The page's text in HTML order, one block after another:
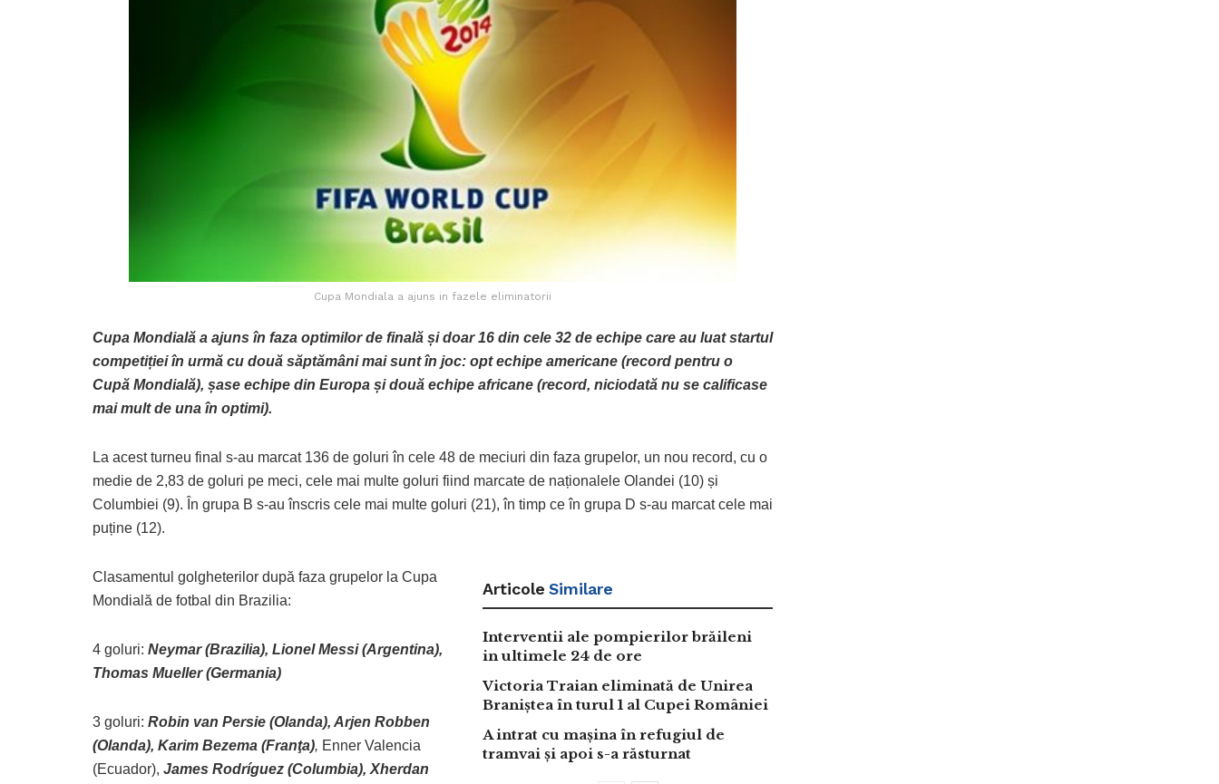
Cupa Mondiala a ajuns in fazele eliminatorii
Cupa Mondială a ajuns în faza optimilor de finală și doar 16 din cele 32 de echipe care au luat startul
competiției în urmă cu două săptămâni mai sunt în joc: opt echipe americane (record pentru o
Cupă Mondială), șase echipe din Europa și două echipe africane (record, niciodată nu se calificase
mai mult de una în optimi).
La acest turneu final s-au marcat 136 de goluri în cele 48 de meciuri din faza grupelor, un nou record, cu o
medie de 2,83 de goluri pe meci, cele mai multe goluri fiind marcate de naționalele Olandei (10) și
Columbiei (9). În grupa B s-au înscris cele mai multe goluri (21), în timp ce în grupa D s-au marcat cele mai
puține (12).
Articole Similare
Interventii ale pompierilor brăileni
in ultimele 24 de ore
Victoria Traian eliminată de Unirea
Braniștea în turul 1 al Cupei României
A intrat cu mașina în refugiul de
tramvai și apoi s-a răsturnat
Clasamentul golgheterilor după faza grupelor la Cupa
Mondială de fotbal din Brazilia:
4 goluri: Neymar (Brazilia), Lionel Messi (Argentina),
Thomas Mueller (Germania)
3 goluri: Robin van Persie (Olanda), Arjen Robben
(Olanda), Karim Bezema (Franţa), Enner Valencia
(Ecuador), James Rodríguez (Columbia), Xherdan